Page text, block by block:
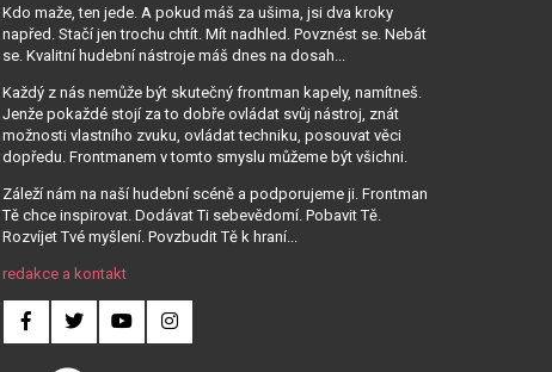
Kdo maže, ten jede. A pokud máš za ušima, jsi dva kroky
napřed. Stačí jen trochu chtít. Mít nadhled. Povznést se. Nebát
se. Kvalitní hudební nástroje máš dnes na dosah...
Každý z nás nemůže být skutečný frontman kapely, namítneš.
Jenže pokaždé stojí za to dobře ovládat svůj nástroj, znát
možnosti vlastního zvuku, ovládat techniku, posouvat věci
dopředu. Frontmanem v tomto smyslu můžeme být všichni.
Záleží nám na naší hudební scéně a podporujeme ji. Frontman
Tě chce inspirovat. Dodávat Ti sebevědomí. Pobavit Tě.
Rozvíjet Tvé myšlení. Povzbudit Tě k hraní...
redakce a kontakt